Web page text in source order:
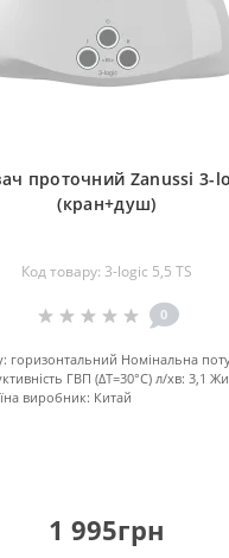
проточний Zanussi 3-
(кран+душ)
Код товару: 3-logic 5,5 TS
0
горизонтальний Номінальна
ГВП (ΔT=30°C) л/хв: 3,1
виробник: Китай
1 995грн